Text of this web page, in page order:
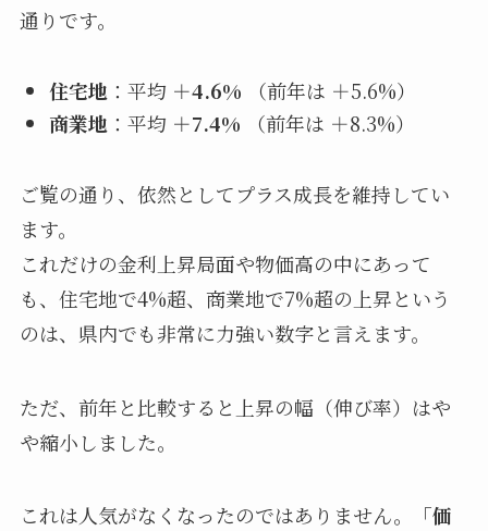
通りです。
住宅地 ：平均 ＋4.6% （前年は ＋5.6%）
商業地 ：平均 ＋7.4% （前年は ＋8.3%）
ご覧の通り、依然としてプラス成長を維持してい
ます。
これだけの金利上昇局面や物価高の中にあって
も、住宅地で4%超、商業地で7%超の上昇という
のは、県内でも非常に力強い数字と言えます。
ただ、前年と比較すると上昇の幅（伸び率）はや
や縮小しました。
これは人気がなくなったのではありません。
「価